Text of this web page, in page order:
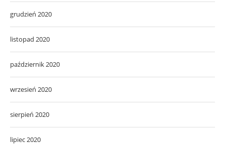
grudzień 2020
listopad 2020
październik 2020
wrzesień 2020
sierpień 2020
lipiec 2020